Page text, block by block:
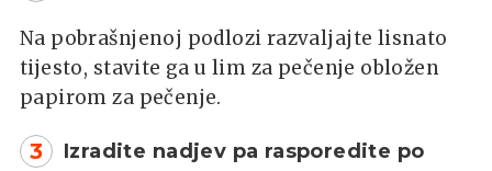
Na pobrašnjenoj podlozi razvaljajte lisnato
tijesto, stavite ga u lim za pečenje obložen
papirom za pečenje.
3 Izradite nadjev pa rasporedite po